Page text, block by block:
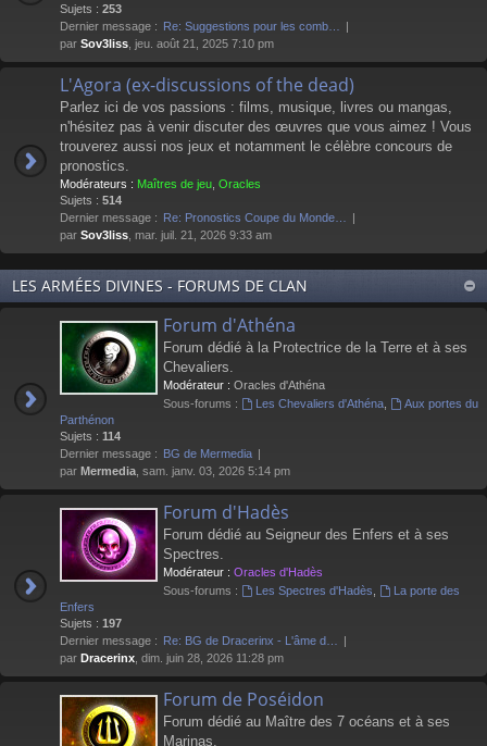
Sujets : 253
Dernier message : Re: Suggestions pour les comb…
par Sov3liss , jeu. août 21, 2025 7:10 pm
L'Agora (ex-discussions of the dead)
Parlez ici de vos passions : films, musique, livres ou mangas,
n'hésitez pas à venir discuter des œuvres que vous aimez ! Vous
trouverez aussi nos jeux et notamment le célèbre concours de
pronostics.
Modérateurs : Maîtres de jeu Oracles
Sujets : 514
Dernier message : Re: Pronostics Coupe du Monde…
par Sov3liss , mar. juil. 21, 2026 9:33 am
LES ARMÉES DIVINES - FORUMS DE CLAN
Forum d'Athéna
Forum dédié à la Protectrice de la Terre et à ses
Chevaliers.
Modérateur : Oracles d'Athéna
Sous-forums :
Les Chevaliers d'Athéna,
Aux portes du
Parthénon
Sujets : 114
Dernier message : BG de Mermedia
par Mermedia , sam. janv. 03, 2026 5:14 pm
Forum d'Hadès
Forum dédié au Seigneur des Enfers et à ses
Spectres.
Modérateur : Oracles d'Hadès
Sous-forums :
Les Spectres d'Hadès
La porte des
Enfers
Sujets : 197
Dernier message : Re: BG de Dracerinx - L'âme d…
par Dracerinx , dim. juin 28, 2026 11:28 pm
Forum de Poséidon
Forum dédié au Maître des 7 océans et à ses
Marinas.